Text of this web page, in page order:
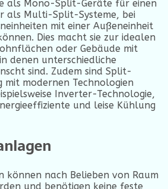
als Mono-Split-Geräte für einen
als Multi-Split-Systeme, bei
mit einer Außeneinheit
Dies macht sie zur idealen
oder Gebäude mit
denen unterschiedliche
sind. Zudem sind Split-
mit modernen Technologien
Inverter-Technologie,
und leise Kühlung
können nach Belieben von Raum
und benötigen keine feste